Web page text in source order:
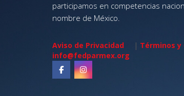
participamos en competencias
nombre de México.
Aviso de Privacidad | Términos y
info@fedparmex.org